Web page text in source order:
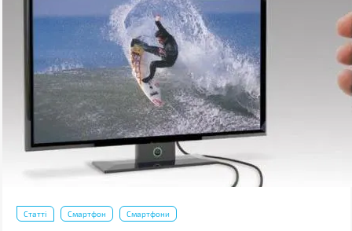
Статті Смартфон Смартфони